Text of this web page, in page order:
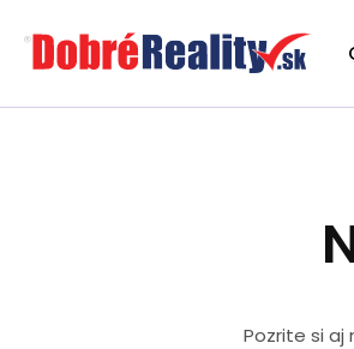
Pozrite si